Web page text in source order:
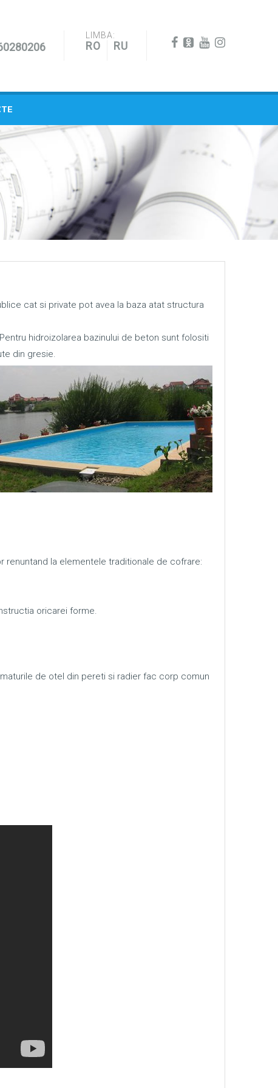
LIMBA:
RO RU
cat si private pot avea la baza atat structura
hidroizolarea bazinului de beton sunt folositi
din gresie.
la elementele traditionale de cofrare:
oricarei forme.
de otel din pereti si radier fac corp comun